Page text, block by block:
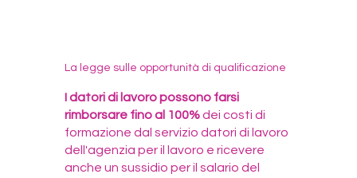
La legge sulle opportunità di qualificazione
I datori di lavoro possono farsi
rimborsare fino al 100%dei costi di
formazione dal servizio datori di lavoro
dell'agenzia per il lavoro e ricevere
anche un sussidio per il salario del